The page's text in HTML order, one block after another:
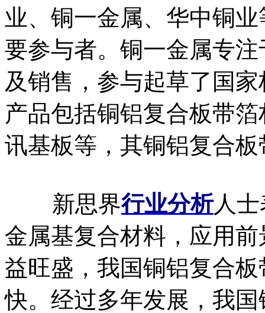
业、铜一金属、华中铜
要参与者。铜一金属专
及销售，参与起草了国
产品包括铜铝复合板带
讯基板等，其铜铝复合
新思界行业分析人
金属基复合材料，应用
益旺盛，我国铜铝复合
快。经过多年发展，我